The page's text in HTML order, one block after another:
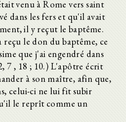
venu à Rome vers saint
dans les fers et qu'il avait
il y reçut le baptême.
le don du baptême, ce
que j'ai engendré dans
7 , 18 ; 10.) L'apôtre écrit
à son maître, afin que,
celui-ci ne lui fit subir
le reprît comme un